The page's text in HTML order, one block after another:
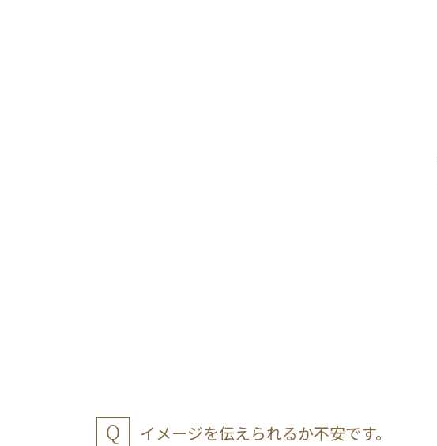
イメージを伝えられるか不安です。